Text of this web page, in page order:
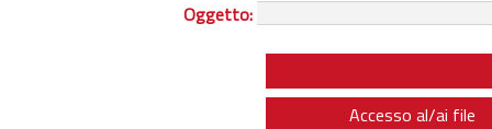
Oggetto:
Accesso al/ai file